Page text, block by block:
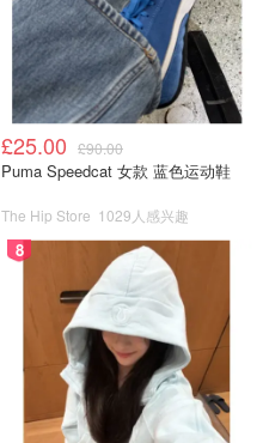
£25.00 £90.00
Puma Speedcat 女款 蓝色运动鞋
The Hip Store 1029人感兴趣
8